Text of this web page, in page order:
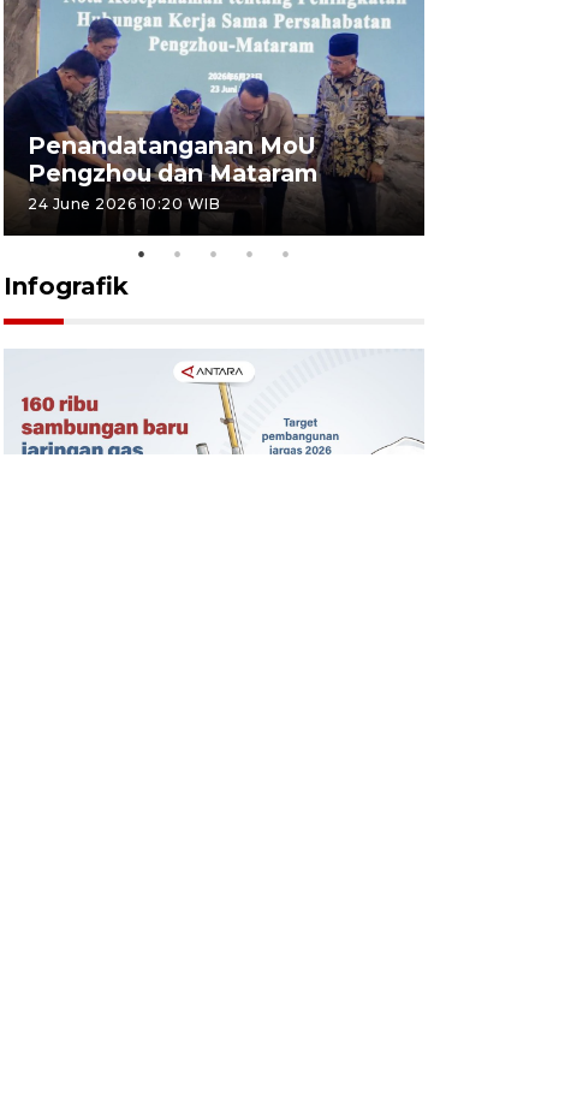
Penandatanganan MoU
Pengzhou dan Mataram
24 June 2026 10:20 WIB
Infografik